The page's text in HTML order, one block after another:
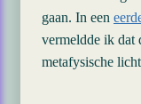
gaan. In een
vermeldde ik dat
metafysische